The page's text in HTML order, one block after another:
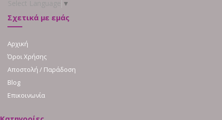
▼
Σχετικά με εμάς
Αρχική
Όροι Χρήσης
Αποστολή / Παράδοση
Blog
Επικοινωνία